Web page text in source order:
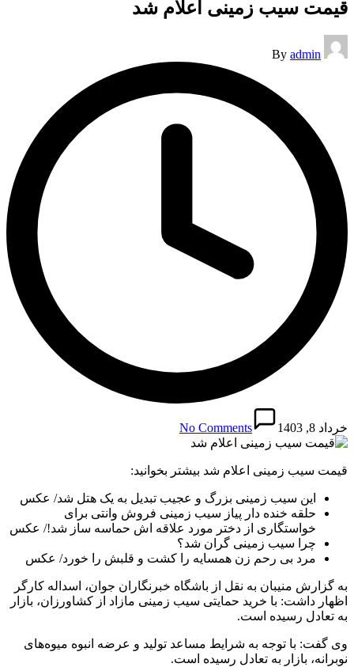
قیمت سیب زمینی اعلام شد
Posted
by
By admin
خرداد 8, 1403 No Comments
قیمت سیب زمینی اعلام شد بیشتر بخوانید:
این سیب زمینی بزرگ و عجیب تبدیل به یک هتل شد/ عکس
حلقه خنده دار پیاز سیب زمینی فروش وانتی برای
خواستگاری از دختر مورد علاقه اش حماسه ساز شد!/ عکس
چرا سیب زمینی گران شد؟
مرد بی رحم زن همسایه را کشت و قلبش را خورد/ عکس
به گزارش منیبان به نقل از باشگاه خبرنگاران جوان، اسداله کارگر
اظهار داشت: با خرید حمایتی سیب زمینی مازاد از کشاورزان، بازار
به تعادل رسیده است.
وی گفت: با توجه به شرایط مساعد تولید و عرضه انبوه میوه‌های
نوبرانه، بازار به تعادل رسیده است.